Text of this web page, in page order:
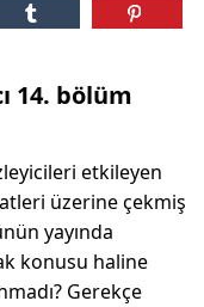
14. bölüm
etkileyen
üzerine çekmiş
yayında
konusu haline
Gerekçe